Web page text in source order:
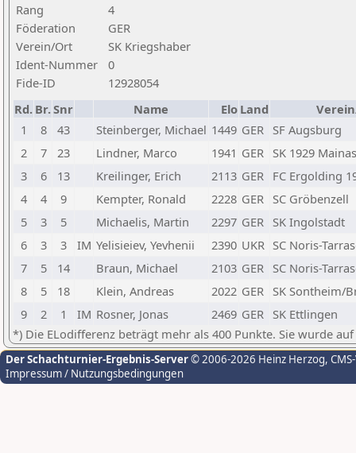
Rang
4
Föderation
GER
Verein/Ort
SK Kriegshaber
Ident-Nummer
0
Fide-ID
12928054
Rd. Br.Snr Name Elo Land
1
8 43 Steinberger, Michael 1449 GER SF Augsburg
2
7 23 Lindner, Marco 1941 GER SK 1929
3
6 13 Kreilinger, Erich 2113 GER FC Ergolding
4
4 9 Kempter, Ronald 2228 GER SC Gröbenzell
5
3 5 Michaelis, Martin 2297 GER SK Ingolstadt
6
3 3 IM Yelisieiev, Yevhenii 2390 UKR SC Noris-
7
5 14 Braun, Michael 2103 GER SC Noris-
8
5 18 Klein, Andreas 2022 GER SK Sontheim/
9
2 1 IM Rosner, Jonas 2469 GER SK Ettlingen
*) Die ELodifferenz beträgt mehr als 400 Punkte. Sie wurde
Der Schachturnier-Ergebnis-Server© 2006-2026 Heinz Herzog,
Impressum / Nutzungsbedingungen